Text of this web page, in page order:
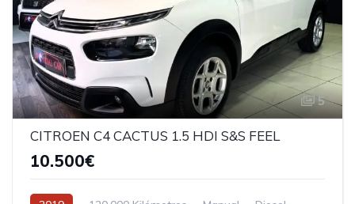
5
CITROEN C4 CACTUS 1.5 HDI S&S FEEL
10.500€